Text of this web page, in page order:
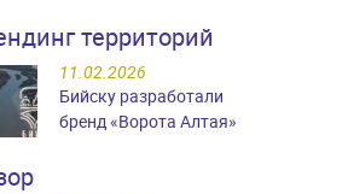
территорий
11.02.2026
Бийску разработали
бренд «Ворота Алтая»